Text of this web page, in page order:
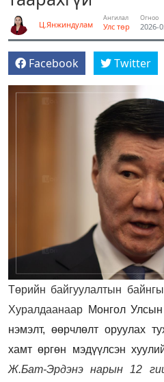
Ц.Янжиндулам
Ангилал
Улс төр
Огноо
2026-
Facebook Twitter
Төрийн байгуулалтын
Хуралдаанаар Монгол
нэмэлт, өөрчлөлт оруулах
хамт өргөн мэдүүлсэн
Ж.Бат-Эрдэнэ нарын 12